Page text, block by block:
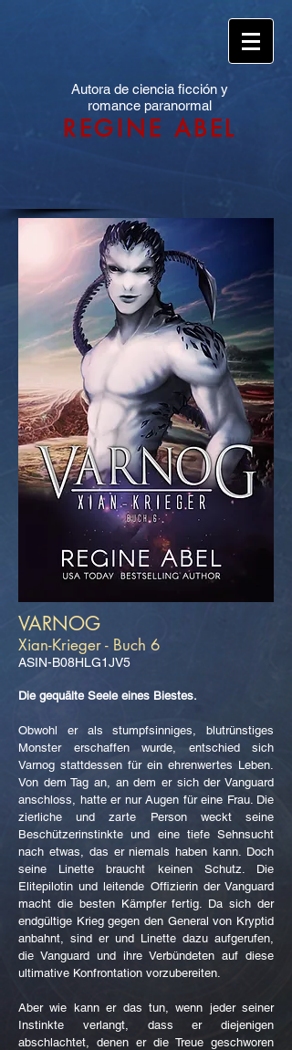
Autora de ciencia ficción y
romance paranormal
REGINE ABEL
VARNOG
Xian-Krieger - Buch 6
ASIN-B08HLG1JV5
Die gequälte Seele eines Biestes.
Obwohl er als stumpfsinniges, blutrünstiges
Monster erschaffen wurde, entschied sich
Varnog stattdessen für ein ehrenwertes Leben.
Von dem Tag an, an dem er sich der Vanguard
anschloss, hatte er nur Augen für eine Frau. Die
zierliche und zarte Person weckt seine
Beschützerinstinkte und eine tiefe Sehnsucht
nach etwas, das er niemals haben kann. Doch
seine Linette braucht keinen Schutz. Die
Elitepilotin und leitende Offizierin der Vanguard
macht die besten Kämpfer fertig. Da sich der
endgültige Krieg gegen den General von Kryptid
anbahnt, sind er und Linette dazu aufgerufen,
die Vanguard und ihre Verbündeten auf diese
ultimative Konfrontation vorzubereiten.
Aber wie kann er das tun, wenn jeder seiner
Instinkte verlangt, dass er diejenigen
abschlachtet, denen er die Treue geschworen